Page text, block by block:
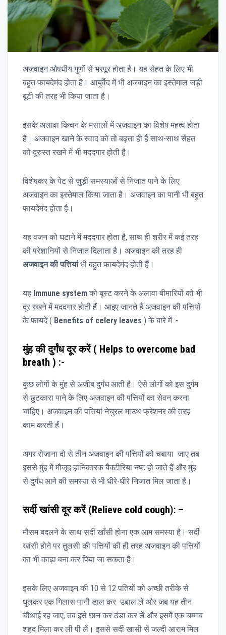
अजवाइन औषधीय गुणों से भरपूर होता है। यह सेहत के लिए भी
बहुत फायदेमंद होता है। आयुर्वेद में भी अजवाइन का इस्तेमाल जड़ी
बूटी की तरह भी किया जाता है।
इसके अलावा किचन के मसालों में अजवाइन का विशेष महत्व होता
है। अजवाइन खाने के स्वाद को तो बढ़ता ही है साथ-साथ सेहत
को दुरुस्त रखने में भी मददगार होती है।
विशेषकर के पेट से जुड़ी समस्याओं से निजात पाने के लिए
अजवाइन का इस्तेमाल किया जाता है। अजवाइन का पानी भी बहुत
फायदेमंद होता है।
यह वजन को घटाने में मददगार होता है, साथ ही शरीर में कई तरह
की परेशानियों से निजात दिलाता है। अजवाइन की तरह ही
अजवाइन की पत्तियांभी बहुत फायदेमंद होती हैं।
यह Immune system को बूस्ट करने के अलावा बीमारियों को भी
दूर रखने में मददगार होती हैं। आइए जानते हैं अजवाइन की पत्तियों
के फायदे ( Benefits of celery leaves ) के बारे में :-
मुंह की दुर्गंध दूर करें ( Helps to overcome bad
breath ) :-
कुछ लोगों के मुंह से अजीब दुर्गंध आती है। ऐसे लोगों को इस दुर्गम
से छुटकारा पाने के लिए अजवाइन की पत्तियों का सेवन करना
चाहिए। अजवाइन की पत्तियां नेचुरल माउथ फ्रेशनर की तरह
काम करती हैं।
अगर रोजाना दो से तीन अजवाइन की पत्तियों को चबाया जाए तब
इससे मुंह में मौजूद हानिकारक बैक्टीरिया नष्ट हो जाते हैं और मुंह
से दुर्गंध आने की समस्या से भी धीरे-धीरे निजात मिल जाता है।
सर्दी खांसी दूर करें (Relieve cold cough): –
मौसम बदलने के साथ सर्दी खाँसी होना एक आम समस्या है। सर्दी
खांसी होने पर तुलसी की पत्तियों की ही तरह अजवाइन की पत्तियों
का भी काढ़ा बना कर पिया जा सकता है।
इसके लिए अजवाइन की 10 से 12 पतियों को अच्छी तरीके से
धुलकर एक गिलास पानी डाल कर उबाल ले और जब यह तीन
चौथाई रह जाए, तब इसे छान कर ठंडा कर लें और इसमें एक चम्मच
शहद मिला कर ली पी लें। इससे सर्दी खासी से जल्दी आराम मिल